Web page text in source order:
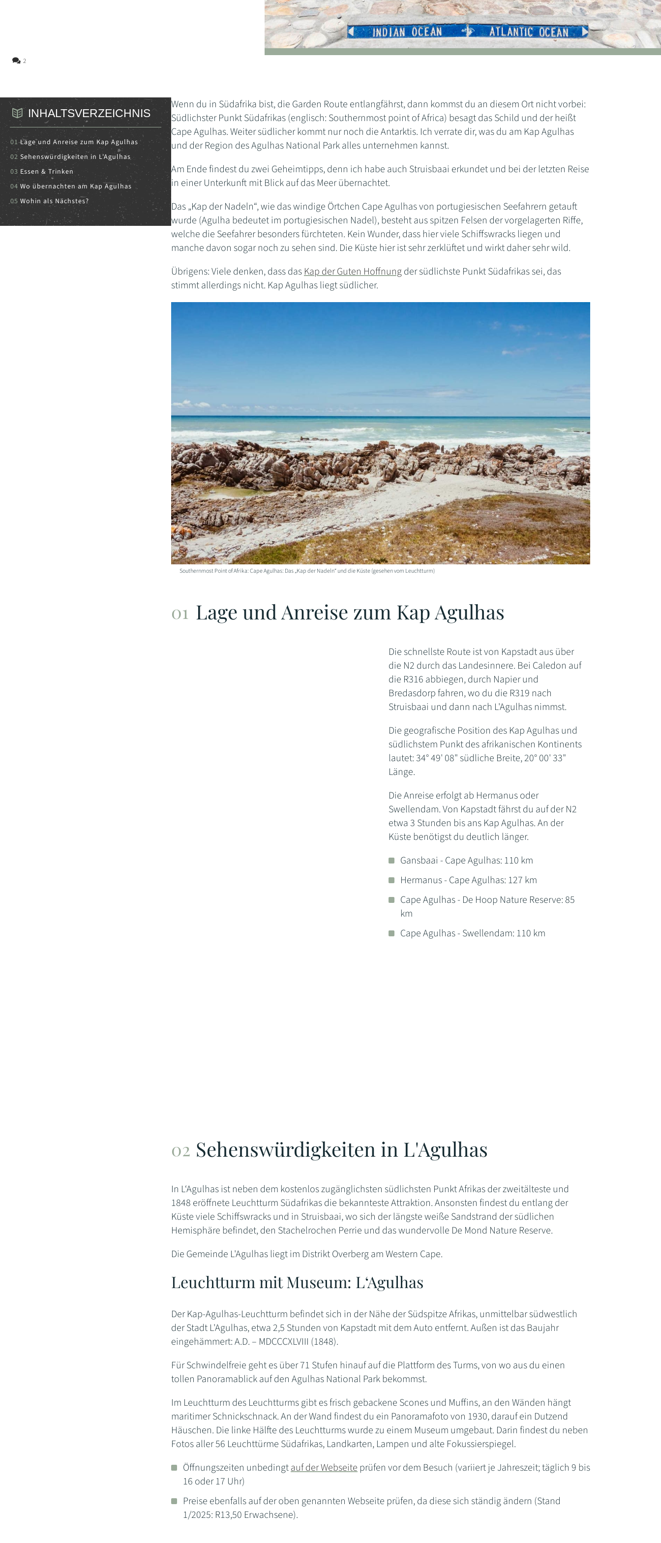
2
Wenn du in Südafrika bist, die Garden Route entlangfährst, dann kommst du an diesem Ort nicht vorbei:
Südlichster Punkt Südafrikas (englisch: Southernmost point of Africa) besagt das Schild und der heißt
Cape Agulhas. Weiter südlicher kommt nur noch die Antarktis. Ich verrate dir, was du am Kap Agulhas
und der Region des Agulhas National Park alles unternehmen kannst.
Am Ende findest du zwei Geheimtipps, denn ich habe auch Struisbaai erkundet und bei der letzten Reise
in einer Unterkunft mit Blick auf das Meer übernachtet.
Das „Kap der Nadeln“, wie das windige Örtchen Cape Agulhas von portugiesischen Seefahrern getauft
wurde (Agulha bedeutet im portugiesischen Nadel), besteht aus spitzen Felsen der vorgelagerten Riffe,
welche die Seefahrer besonders fürchteten. Kein Wunder, dass hier viele Schiffswracks liegen und
manche davon sogar noch zu sehen sind. Die Küste hier ist sehr zerklüftet und wirkt daher sehr wild.
Übrigens: Viele denken, dass dasKap der Guten Hoffnungder südlichste Punkt Südafrikas sei, das
stimmt allerdings nicht. Kap Agulhas liegt südlicher.
Southernmost Point of Afrika: Cape Agulhas: Das „Kap der Nadeln“ und die Küste (gesehen vom Leuchtturm)
Lage und Anreise zum Kap Agulhas
Die schnellste Route ist von Kapstadt aus über
die N2 durch das Landesinnere. Bei Caledon auf
die R316 abbiegen, durch Napier und
Bredasdorp fahren, wo du die R319 nach
Struisbaai und dann nach L'Agulhas nimmst.
Die geografische Position des Kap Agulhas und
südlichstem Punkt des afrikanischen Kontinents
lautet: 34° 49' 08" südliche Breite, 20° 00' 33"
Länge.
Die Anreise erfolgt ab Hermanus oder
Swellendam. Von Kapstadt fährst du auf der N2
etwa 3 Stunden bis ans Kap Agulhas. An der
Küste benötigst du deutlich länger.
Gansbaai - Cape Agulhas: 110 km
Hermanus - Cape Agulhas: 127 km
Cape Agulhas - De Hoop Nature Reserve: 85
km
Cape Agulhas - Swellendam: 110 km
Sehenswürdigkeiten in L'Agulhas
In L‘Agulhas ist neben dem kostenlos zugänglichsten südlichsten Punkt Afrikas der zweitälteste und
1848 eröffnete Leuchtturm Südafrikas die bekannteste Attraktion. Ansonsten findest du entlang der
Küste viele Schiffswracks und in Struisbaai, wo sich der längste weiße Sandstrand der südlichen
Hemisphäre befindet, den Stachelrochen Perrie und das wundervolle De Mond Nature Reserve.
Die Gemeinde L'Agulhas liegt im Distrikt Overberg am Western Cape.
Leuchtturm mit Museum: L‘Agulhas
Der Kap-Agulhas-Leuchtturm befindet sich in der Nähe der Südspitze Afrikas, unmittelbar südwestlich
der Stadt L'Agulhas, etwa 2,5 Stunden von Kapstadt mit dem Auto entfernt. Außen ist das Baujahr
eingehämmert: A.D. – MDCCCXLVIII (1848).
Für Schwindelfreie geht es über 71 Stufen hinauf auf die Plattform des Turms, von wo aus du einen
tollen Panoramablick auf den Agulhas National Park bekommst.
Im Leuchtturm des Leuchtturms gibt es frisch gebackene Scones und Muffins, an den Wänden hängt
maritimer Schnickschnack. An der Wand findest du ein Panoramafoto von 1930, darauf ein Dutzend
Häuschen. Die linke Hälfte des Leuchtturms wurde zu einem Museum umgebaut. Darin findest du neben
Fotos aller 56 Leuchttürme Südafrikas, Landkarten, Lampen und alte Fokussierspiegel.
Öffnungszeiten unbedingtauf der Webseiteprüfen vor dem Besuch (variiert je Jahreszeit; täglich 9 bis
16 oder 17 Uhr)
Preise ebenfalls auf der oben genannten Webseite prüfen, da diese sich ständig ändern (Stand
1/2025: R13,50 Erwachsene).
INHALTSVERZEICHNIS
Lage und Anreise zum Kap Agulhas
Sehenswürdigkeiten in L'Agulhas
Essen & Trinken
Wo übernachten am Kap Agulhas
Wohin als Nächstes?